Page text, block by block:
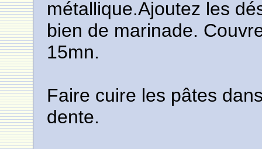
métallique.Ajoutez les
bien de marinade.
15mn.
Faire cuire les pâtes
dente.